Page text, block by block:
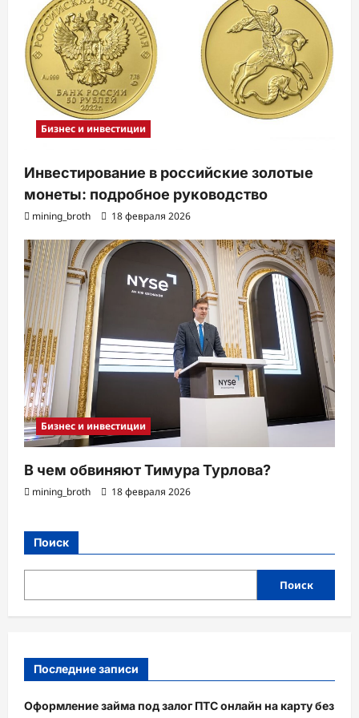
Бизнес и инвестиции
Инвестирование в российские золотые
монеты: подробное руководство
mining_broth 18 февраля 2026
Бизнес и инвестиции
В чем обвиняют Тимура Турлова?
mining_broth 18 февраля 2026
Поиск
Поиск
Последние записи
Оформление займа под залог ПТС онлайн на карту без